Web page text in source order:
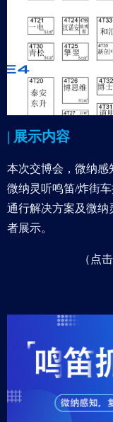
| 展示内容
本次交博会，微纳感
微纳灵听鸣笛/炸街
通行解决方案及微纳
者展示。
（点